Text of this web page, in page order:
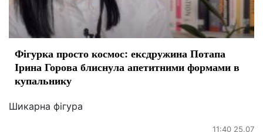
Фігурка просто космос: ексдружина Потапа
Ірина Горова блиснула апетитними формами в
купальнику
Шикарна фігура
11:40 25.07